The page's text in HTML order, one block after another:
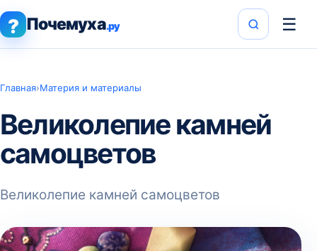
? Почемуха.ру ☰
Главная›Материя и материалы
Великолепие камней
самоцветов
Великолепие камней самоцветов